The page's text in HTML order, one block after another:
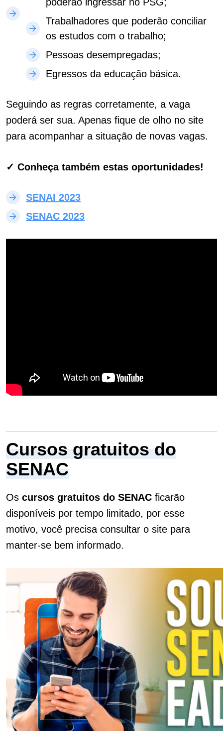
Trabalhadores que poderão conciliar
os estudos com o trabalho;
Pessoas desempregadas;
Egressos da educação básica.
Seguindo as regras corretamente, a vaga
poderá ser sua. Apenas fique de olho no site
para acompanhar a situação de novas vagas.
✓ Conheça também estas oportunidades!
SENAI 2023
SENAC 2023
Cursos gratuitos do
SENAC
Os cursos gratuitos do SENAC ficarão
disponíveis por tempo limitado, por esse
motivo, você precisa consultar o site para
manter-se bem informado.